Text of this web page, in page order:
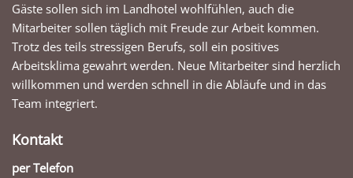
Gäste sollen sich im Landhotel wohlfühlen, auch die
Mitarbeiter sollen täglich mit Freude zur Arbeit kommen.
Trotz des teils stressigen Berufs, soll ein positives
Arbeitsklima gewahrt werden. Neue Mitarbeiter sind herzlich
willkommen und werden schnell in die Abläufe und in das
Team integriert.
Kontakt
per Telefon